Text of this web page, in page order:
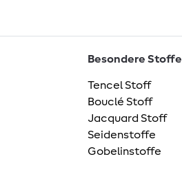
Besondere Stoffe
Tencel Stoff
Bouclé Stoff
Jacquard Stoff
Seidenstoffe
Gobelinstoffe